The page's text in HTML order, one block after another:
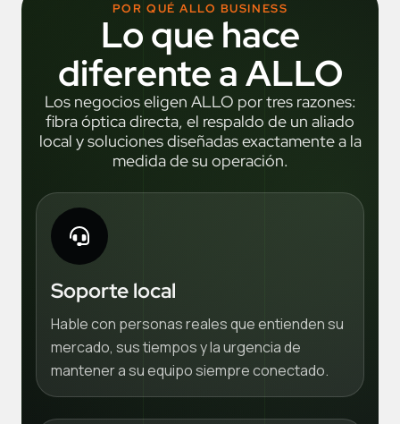
POR QUÉ ALLO BUSINESS
Lo que hace
diferente a ALLO
Los negocios eligen ALLO por tres razones:
fibra óptica directa, el respaldo de un aliado
local y soluciones diseñadas exactamente a la
medida de su operación.
Soporte local
Hable con personas reales que entienden su
mercado, sus tiempos y la urgencia de
mantener a su equipo siempre conectado.